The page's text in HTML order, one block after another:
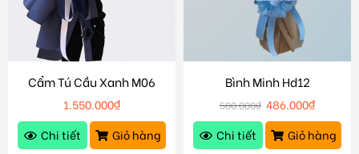
Cẩm Tú Cầu Xanh M06
1.550.000₫
Chi tiết
Giỏ hàng
Bình Minh Hd12
500.000₫ 486.000₫
Chi tiết
Giỏ hàng